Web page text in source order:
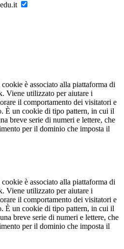
è associato alla piattaforma di
Viene utilizzato per aiutare i
il comportamento dei visitatori e
È un cookie di tipo pattern, in cui il
breve serie di numeri e lettere, che
per il dominio che imposta il
è associato alla piattaforma di
Viene utilizzato per aiutare i
il comportamento dei visitatori e
È un cookie di tipo pattern, in cui il
breve serie di numeri e lettere, che
per il dominio che imposta il